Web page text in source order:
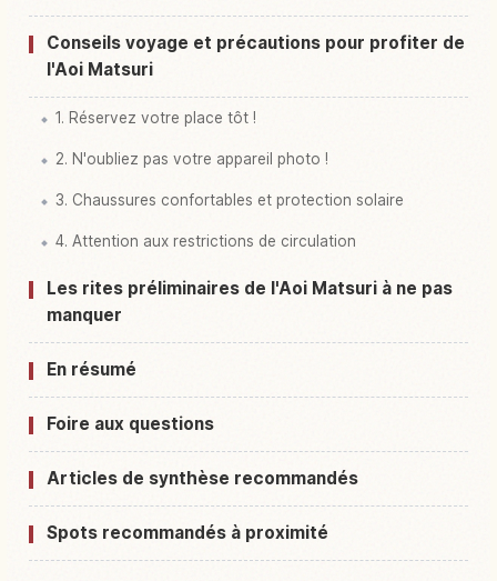
Conseils voyage et précautions pour profiter de
l'Aoi Matsuri
1. Réservez votre place tôt !
2. N'oubliez pas votre appareil photo !
3. Chaussures confortables et protection solaire
4. Attention aux restrictions de circulation
Les rites préliminaires de l'Aoi Matsuri à ne pas
manquer
En résumé
Foire aux questions
Articles de synthèse recommandés
Spots recommandés à proximité